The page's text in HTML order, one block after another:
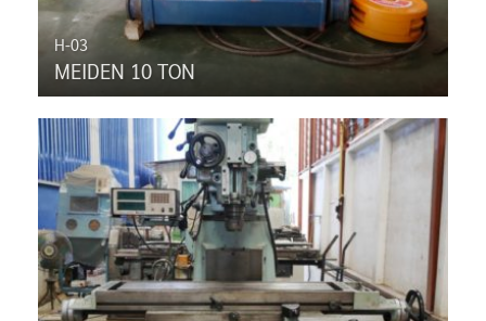
H-03
MEIDEN 10 TON